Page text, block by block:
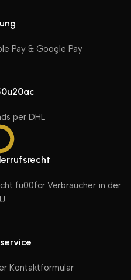
Pay & Google Pay
per DHL
fu00fcr Verbraucher in der
Kontaktformular